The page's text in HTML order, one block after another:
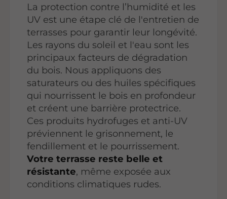
La protection contre l’humidité et les
UV est une étape clé de l'entretien de
terrasses pour garantir leur longévité.
Les rayons du soleil et l'eau sont les
principaux facteurs de dégradation
du bois. Nous appliquons des
saturateurs ou des huiles spécifiques
qui nourrissent le bois en profondeur
et créent une barrière protectrice.
Ces produits hydrofuges et anti-UV
préviennent le grisonnement, le
fendillement et le pourrissement.
Votre terrasse reste belle et
résistante, même exposée aux
conditions climatiques rudes.